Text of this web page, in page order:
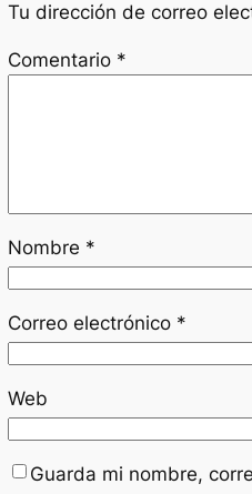
Tu dirección de correo
Comentario *
Nombre *
Correo electrónico *
Web
Guarda mi nombre,